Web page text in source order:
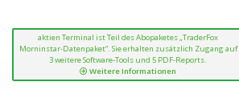
aktien Terminal ist Teil des Abopaketes „TraderFox
Morninstar-Datenpaket“. Sie erhalten zusätzlich Zugang auf
3 weitere Software-Tools und 5 PDF-Reports.
Weitere Informationen